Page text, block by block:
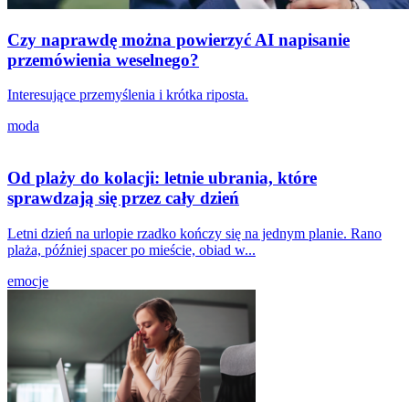
Czy naprawdę można powierzyć AI napisanie
przemówienia weselnego?
Interesujące przemyślenia i krótka riposta.
moda
Od plaży do kolacji: letnie ubrania, które
sprawdzają się przez cały dzień
Letni dzień na urlopie rzadko kończy się na jednym planie. Rano
plaża, później spacer po mieście, obiad w...
emocje